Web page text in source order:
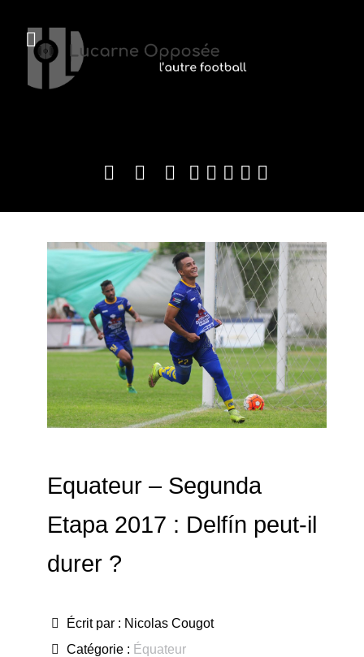
Equateur – Segunda
Etapa 2017 : Delfín peut-il
durer ?
Écrit par : Nicolas Cougot
Catégorie : Équateur